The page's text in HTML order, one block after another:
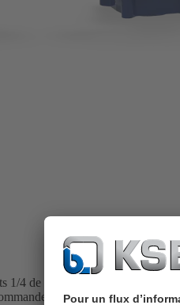
4 de tour. Démultiplicateurs de
par volant.